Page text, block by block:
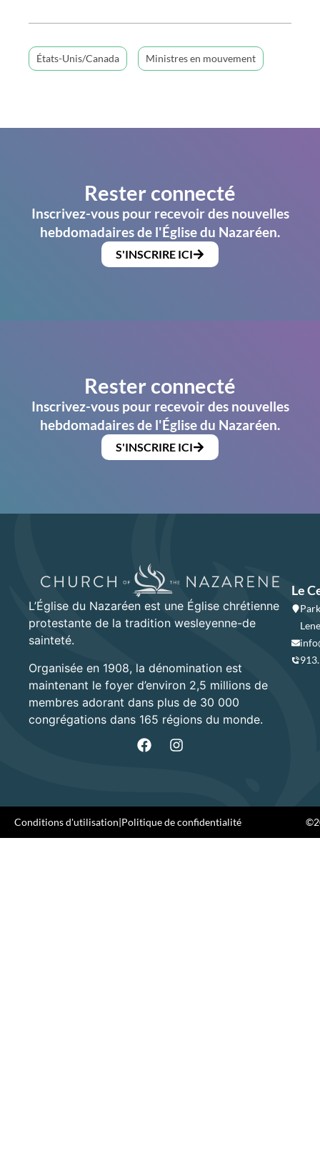
États-Unis/Canada Ministres en mouvement
Rester connecté
Inscrivez-vous pour recevoir des nouvelles
hebdomadaires de l'Église du Nazaréen.
S'INSCRIRE ICI
Rester connecté
Inscrivez-vous pour recevoir des nouvelles
hebdomadaires de l'Église du Nazaréen.
S'INSCRIRE ICI
L’Église du Nazaréen est une Église chrétienne
protestante de la tradition wesleyenne-de
sainteté.
Organisée en 1908, la dénomination est
maintenant le foyer d’environ 2,5 millions de
membres adorant dans plus de 30 000
congrégations dans 165 régions du monde.
Le
Conditions d'utilisation|Politique de confidentialité